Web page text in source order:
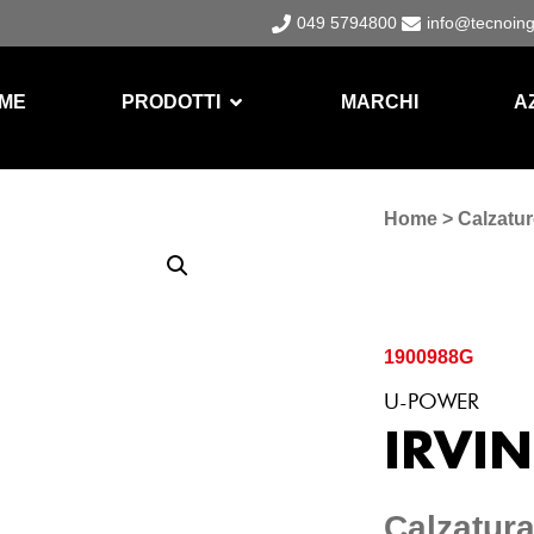
049 5794800
PRODOTTI MARCHI
Home >
1900988G
U-POWER